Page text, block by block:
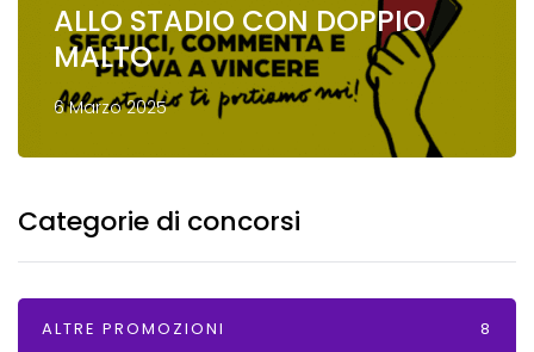
ALLO STADIO CON DOPPIO
MALTO
6 Marzo 2025
Categorie di concorsi
ALTRE PROMOZIONI 8